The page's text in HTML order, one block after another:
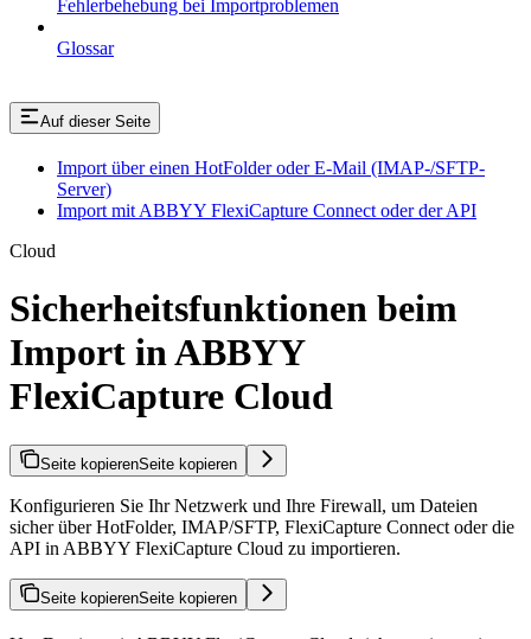
Fehlerbehebung bei Importproblemen
Glossar
Auf dieser Seite
Import über einen HotFolder oder E-Mail (IMAP-/SFTP-
Server)
Import mit ABBYY FlexiCapture Connect oder der API
Cloud
Sicherheitsfunktionen beim
Import in ABBYY
FlexiCapture Cloud
Seite kopierenSeite kopieren
Konfigurieren Sie Ihr Netzwerk und Ihre Firewall, um Dateien
sicher über HotFolder, IMAP/SFTP, FlexiCapture Connect oder die
API in ABBYY FlexiCapture Cloud zu importieren.
Seite kopierenSeite kopieren